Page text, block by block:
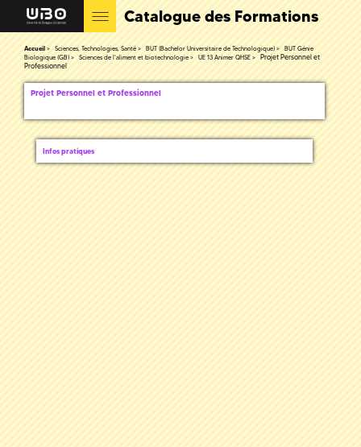
Catalogue des Formations
Accueil Sciences, Technologies, Santé BUT (Bachelor Universitaire de Technologique)
BUT Génie
Biologique (GB)
Sciences de l'aliment et biotechnologie UE 13 Animer QHSE
Projet Personnel et
Professionnel
Projet Personnel et Professionnel
Infos pratiques